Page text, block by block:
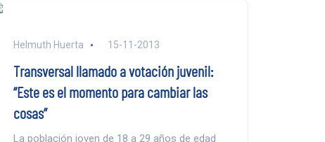
Helmuth Huerta 15-11-2013
Transversal llamado a votación juvenil:
“Este es el momento para cambiar las
cosas”
La población joven de 18 a 29 años de edad